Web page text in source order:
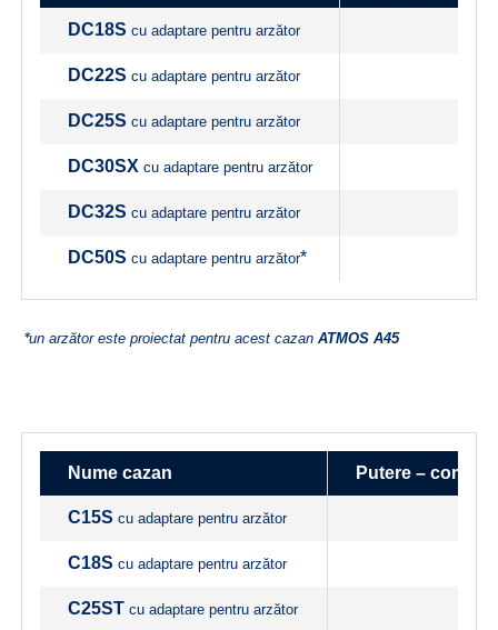
DC18S cu adaptare pentru arzător
DC22S cu adaptare pentru arzător
DC25S cu adaptare pentru arzător
DC30SX cu adaptare pentru arzător
DC32S cu adaptare pentru arzător
DC50S cu adaptare pentru arzător*
*un arzător este proiectat pentru acest cazan ATMOS A45
Nume cazan Putere –
C15S cu adaptare pentru arzător
C18S cu adaptare pentru arzător
C25ST cu adaptare pentru arzător